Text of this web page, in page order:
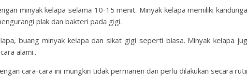
minyak kelapa selama 10-15 menit. Minyak kelapa memiliki
plak dan bakteri pada gigi.
buang minyak kelapa dan sikat gigi seperti biasa. Minyak kelapa
alami..
cara-cara ini mungkin tidak permanen dan perlu dilakukan secara